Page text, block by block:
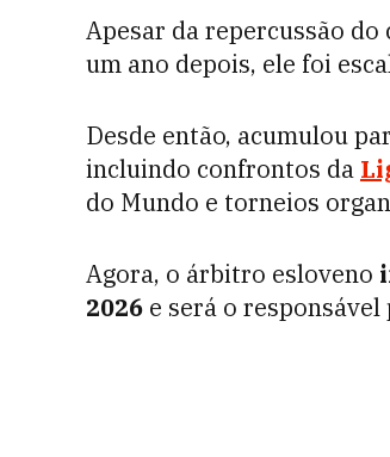
Apesar da repercussão
um ano depois, ele foi
Desde então, acumulou
incluindo confrontos da
do Mundo e torneios
Agora, o árbitro esloveno
2026 e será o